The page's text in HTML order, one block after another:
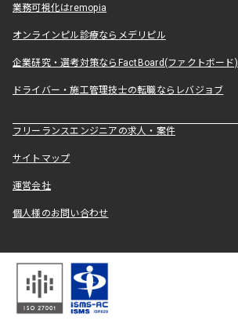
業務可視化はremopia
オンラインピル診療ならメデリピル
企業研究・選考対策ならFactBoard(ファクトボード)
ドライバー・施工管理技士の転職ならレバジョブ
フリーランスエンジニアの求人・案件
サイトマップ
運営会社
個人様のお問い合わせ